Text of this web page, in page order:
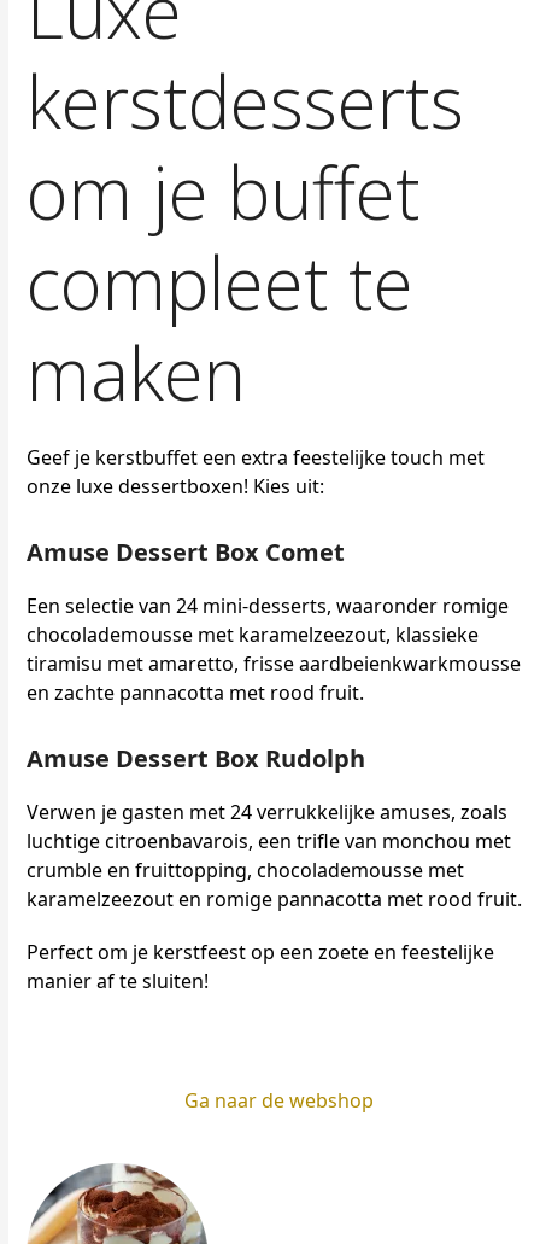
kerstdesserts
om je buffet
compleet te
maken
Geef je kerstbuffet een extra feestelijke touch met
onze luxe dessertboxen! Kies uit:
Amuse Dessert Box Comet
Een selectie van 24 mini-desserts, waaronder romige
chocolademousse met karamelzeezout, klassieke
tiramisu met amaretto, frisse aardbeienkwarkmousse
en zachte pannacotta met rood fruit.
Amuse Dessert Box Rudolph
Verwen je gasten met 24 verrukkelijke amuses, zoals
luchtige citroenbavarois, een trifle van monchou met
crumble en fruittopping, chocolademousse met
karamelzeezout en romige pannacotta met rood fruit.
Perfect om je kerstfeest op een zoete en feestelijke
manier af te sluiten!
Ga naar de webshop